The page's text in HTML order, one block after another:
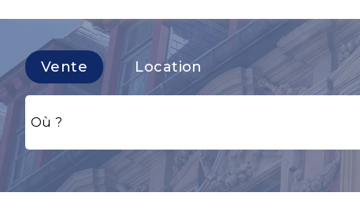
Vente Location